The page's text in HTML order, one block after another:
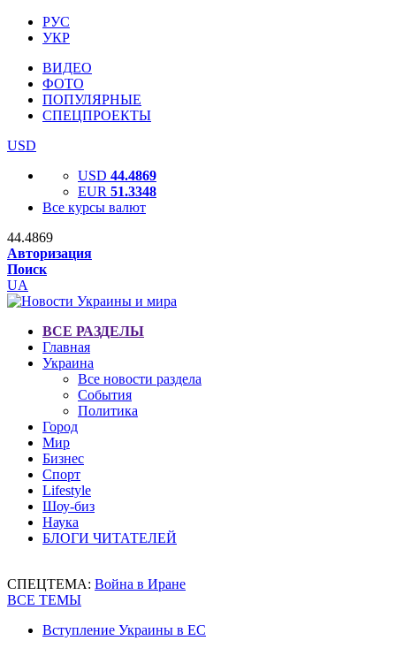
РУС
УКР
ВИДЕО
ФОТО
ПОПУЛЯРНЫЕ
СПЕЦПРОЕКТЫ
USD
USD 44.4869
EUR 51.3348
Все курсы валют
44.4869
Авторизация
Поиск
UA
ВСЕ РАЗДЕЛЫ
Главная
Украина
Все новости раздела
События
Политика
Город
Мир
Бизнес
Спорт
Lifestyle
Шоу-биз
Наука
БЛОГИ ЧИТАТЕЛЕЙ
СПЕЦТЕМА: Война в Иране
ВСЕ ТЕМЫ
Вступление Украины в ЕС